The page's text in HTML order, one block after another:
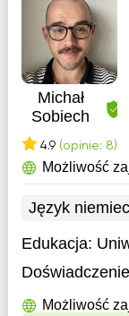
Michał
Sobiech
4.9 (opinie: 8)
Możliwość
Język
Edukacja:
Możliwość